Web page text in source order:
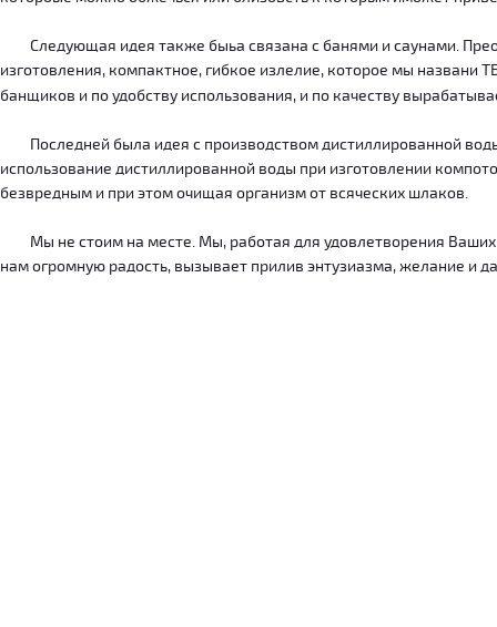
Следующая идея также быьа связана с банями и саунами.
изготовления, компактное, гибкое излелие, которое мы
банщиков и по удобству использования, и по качеству
Последней была идея с производством дистиллированной
использование дистиллированной воды при изготовлении
безвредным и при этом очищая организм от всяческих шлаков.
Мы не стоим на месте. Мы, работая для удовлетворения Ваших
нам огромную радость, вызывает прилив энтузиазма, желание и